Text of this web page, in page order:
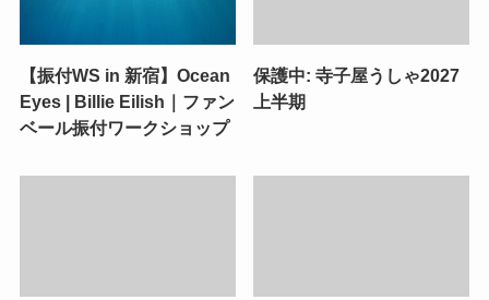
【振付WS in 新宿】Ocean
Eyes | Billie Eilish｜ファン
ベール振付ワークショップ
保護中: 寺子屋うしゃ2027
上半期